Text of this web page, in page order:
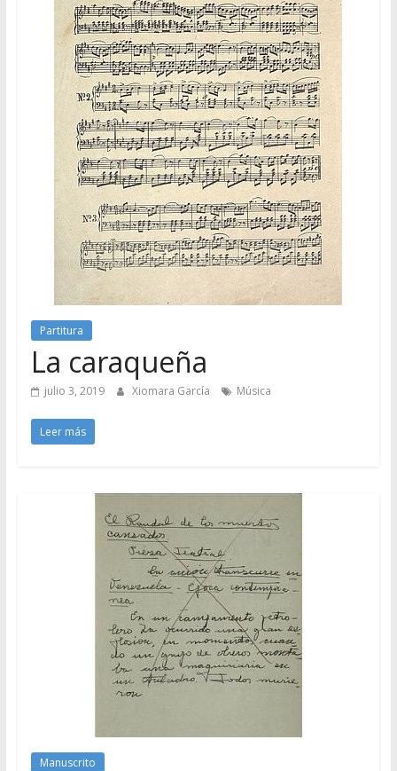
Partitura
La caraqueña
julio 3, 2019 Xiomara García Música
Leer más
Manuscrito